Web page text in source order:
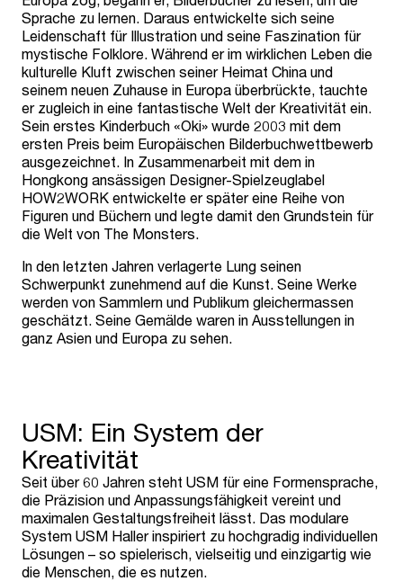
Sprache zu lernen. Daraus entwickelte sich seine
Leidenschaft für Illustration und seine Faszination für
mystische Folklore. Während er im wirklichen Leben die
kulturelle Kluft zwischen seiner Heimat China und
seinem neuen Zuhause in Europa überbrückte, tauchte
er zugleich in eine fantastische Welt der Kreativität ein.
Sein erstes Kinderbuch «Oki» wurde 2003 mit dem
ersten Preis beim Europäischen Bilderbuchwettbewerb
ausgezeichnet. In Zusammenarbeit mit dem in
Hongkong ansässigen Designer-Spielzeuglabel
HOW2WORK entwickelte er später eine Reihe von
Figuren und Büchern und legte damit den Grundstein für
die Welt von The Monsters.
In den letzten Jahren verlagerte Lung seinen
Schwerpunkt zunehmend auf die Kunst. Seine Werke
werden von Sammlern und Publikum gleichermassen
geschätzt. Seine Gemälde waren in Ausstellungen in
ganz Asien und Europa zu sehen.
USM: Ein System der
Kreativität
Seit über 60 Jahren steht USM für eine Formensprache,
die Präzision und Anpassungsfähigkeit vereint und
maximalen Gestaltungsfreiheit lässt. Das modulare
System USM Haller inspiriert zu hochgradig individuellen
Lösungen – so spielerisch, vielseitig und einzigartig wie
die Menschen, die es nutzen.